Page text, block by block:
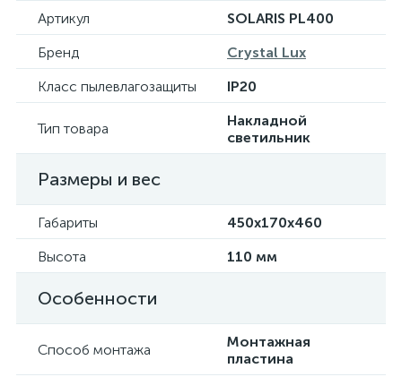
Артикул
SOLARIS PL400
Бренд
Crystal Lux
Класс пылевлагозащиты
IP20
Тип товара
Накладной
светильник
Размеры и вес
Габариты
450х170х460
Высота
110 мм
Особенности
Способ монтажа
Монтажная
пластина